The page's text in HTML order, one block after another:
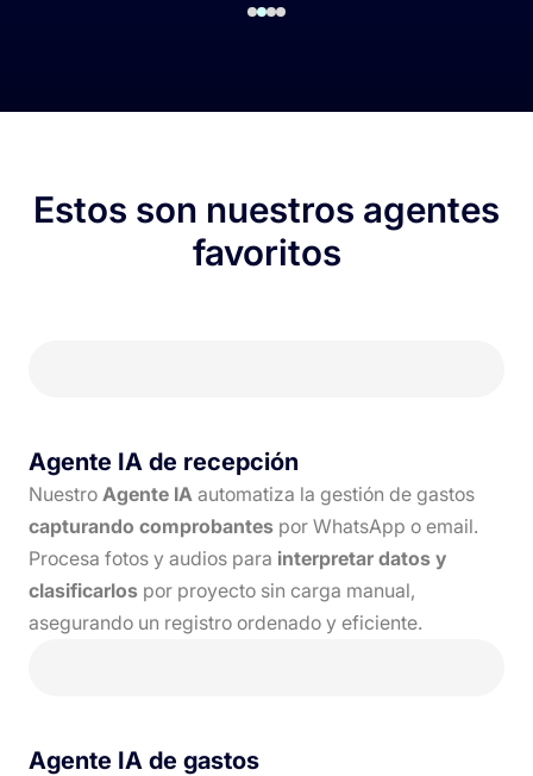
Estos son nuestros agentes
favoritos
Agente IA de recepción
Nuestro Agente IA automatiza la gestión de gastos
capturando comprobantes por WhatsApp o email.
Procesa fotos y audios para interpretar datos y
clasificarlos por proyecto sin carga manual,
asegurando un registro ordenado y eficiente.
Agente IA de gastos